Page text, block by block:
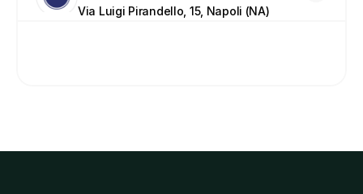
Via Luigi Pirandello, 15, Napoli (NA)